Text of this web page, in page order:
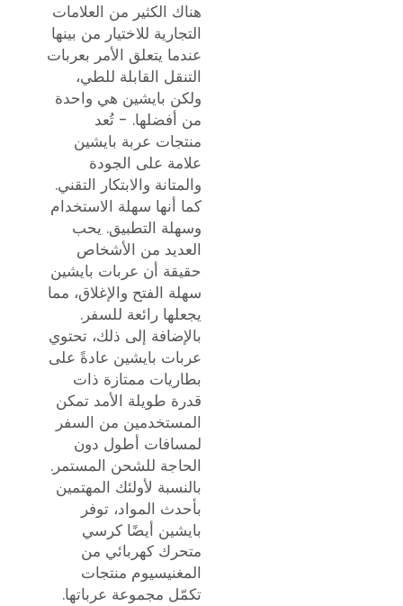
هناك الكثير من العلامات
التجارية للاختيار من بينها
عندما يتعلق الأمر بعربات
التنقل القابلة للطي،
ولكن بايشين هي واحدة
من أفضلها. - تُعد
منتجات عربة بايشين
علامة على الجودة
والمتانة والابتكار التقني.
كما أنها سهلة الاستخدام
وسهلة التطبيق. يحب
العديد من الأشخاص
حقيقة أن عربات بايشين
سهلة الفتح والإغلاق، مما
يجعلها رائعة للسفر.
بالإضافة إلى ذلك، تحتوي
عربات بايشين عادةً على
بطاريات ممتازة ذات
قدرة طويلة الأمد تمكن
المستخدمين من السفر
لمسافات أطول دون
الحاجة للشحن المستمر.
بالنسبة لأولئك المهتمين
بأحدث المواد، توفر
بايشين أيضًا كرسي
متحرك كهربائي من
المغنيسيوم منتجات
تكمّل مجموعة عرباتها.